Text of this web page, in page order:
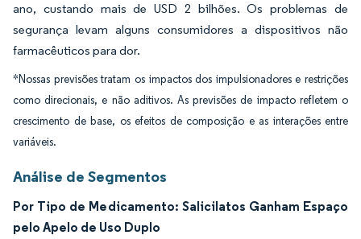
ano, custando mais de USD 2 bilhões. Os problemas de
segurança levam alguns consumidores a dispositivos não
farmacêuticos para dor.
*Nossas previsões tratam os impactos dos impulsionadores e restrições
como direcionais, e não aditivos. As previsões de impacto refletem o
crescimento de base, os efeitos de composição e as interações entre
variáveis.
Análise de Segmentos
Por Tipo de Medicamento: Salicilatos Ganham Espaço
pelo Apelo de Uso Duplo